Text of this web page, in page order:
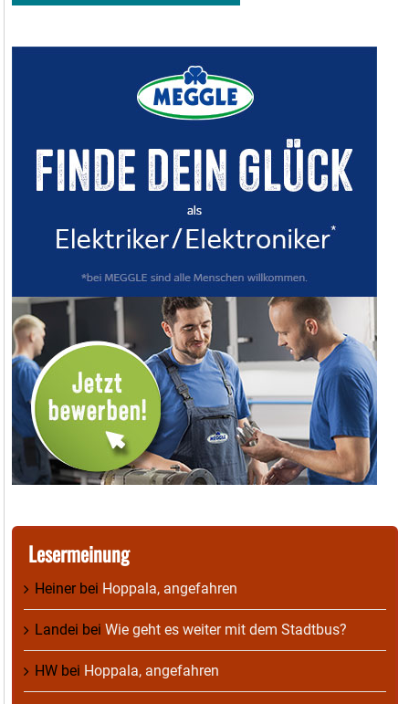
Lesermeinung
Heinerbei Hoppala, angefahren
Landei bei Wie geht es weiter mit dem Stadtbus?
HW bei Hoppala, angefahren